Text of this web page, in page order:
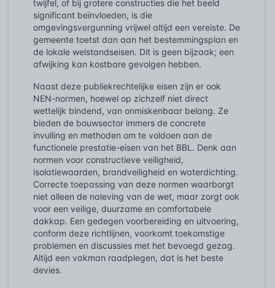
twijfel, of bij grotere constructies die het beeld
significant beïnvloeden, is die
omgevingsvergunning vrijwel altijd een vereiste. De
gemeente toetst dan aan het bestemmingsplan en
de lokale welstandseisen. Dit is geen bijzaak; een
afwijking kan kostbare gevolgen hebben.
Naast deze publiekrechtelijke eisen zijn er ook
NEN-normen, hoewel op zichzelf niet direct
wettelijk bindend, van onmiskenbaar belang. Ze
bieden de bouwsector immers de concrete
invulling en methoden om te voldoen aan de
functionele prestatie-eisen van het BBL. Denk aan
normen voor constructieve veiligheid,
isolatiewaarden, brandveiligheid en waterdichting.
Correcte toepassing van deze normen waarborgt
niet alleen de naleving van de wet, maar zorgt ook
voor een veilige, duurzame en comfortabele
dakkap. Een gedegen voorbereiding en uitvoering,
conform deze richtlijnen, voorkomt toekomstige
problemen en discussies met het bevoegd gezag.
Altijd een vakman raadplegen, dat is het beste
devies.